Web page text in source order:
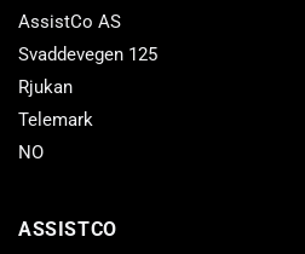
AssistCo AS
Svaddevegen 125
Rjukan
Telemark
NO
ASSISTCO